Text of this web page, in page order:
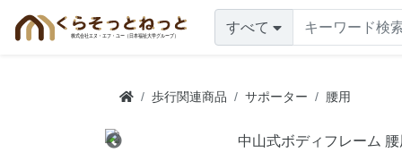
すべて
歩行関連商品 サポーター 腰用